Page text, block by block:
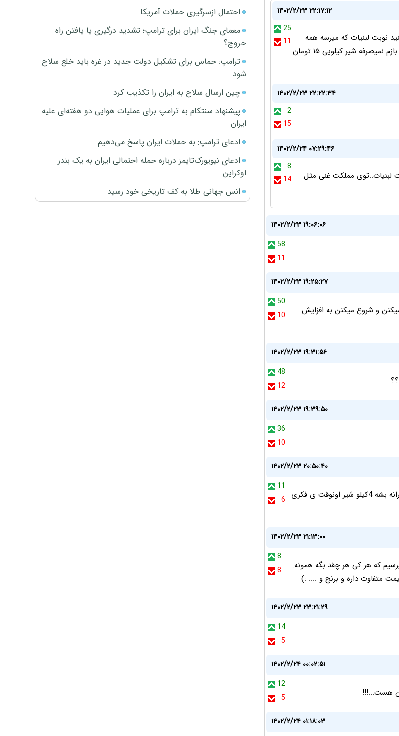
۱۴۰۲/۲/۲۳ ۲۲:۱۷:۱۲
25
11
نوبت لبنیات که میرسه همه
شاکی میشید من یه تولید کننده ام با این قیمتی که افزایش داده اند بازم نمیصرفه شیر کیلویی ۱۵ تومان
۱۴۰۲/۲/۲۳ ۲۲:۲۲:۳۴
2
15
۱۴۰۲/۲/۲۴ ۰۷:۲۹:۴۶
8
14
لبنیات..توی مملکت غنی مثل
۱۴۰۲/۲/۲۳ ۱۹:۰۶:۰۶
58
11
۱۴۰۲/۲/۲۳ ۱۹:۲۵:۲۷
50
10
و شروع میکنن به افزایش
۱۴۰۲/۲/۲۳ ۱۹:۳۱:۵۶
48
12
۱۴۰۲/۲/۲۳ ۱۹:۳۹:۵۰
36
10
۱۴۰۲/۲/۲۳ ۲۰:۵۰:۴۰
11
6
یارانه تا ده سال دیگه ثابت میماند واجناس گران میشوند.تا روزی ک پول یارانه بشه 4کیلو شیر اونوقت ی فکری
۱۴۰۲/۲/۲۳ ۲۱:۱۳:۰۰
8
8
که هر کی هر چقد بگه همونه.
متفاوت داره و برنج و .... :)
۱۴۰۲/۲/۲۳ ۲۳:۲۱:۲۹
14
5
۱۴۰۲/۲/۲۴ ۰۰:۰۲:۵۱
12
5
هست...!!!
۱۴۰۲/۲/۲۴ ۰۱:۱۸:۰۳
احتمال ازسرگیری حملات آمریکا
معمای جنگ ایران برای ترامپ؛ تشدید درگیری یا یافتن راه
خروج؟
ترامپ: حماس برای تشکیل دولت جدید در غزه باید خلع سلاح
شود
چین ارسال سلاح به ایران را تکذیب کرد
پیشنهاد سنتکام به ترامپ برای عملیات هوایی دو هفته‌ای علیه
ایران
ادعای ترامپ: به حملات ایران پاسخ می‌دهیم
ادعای نیویورک‌تایمز درباره حمله احتمالی ایران به یک بندر
اوکراین
انس جهانی طلا به کف تاریخی خود رسید